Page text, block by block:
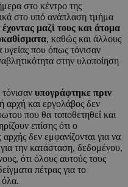
στο κέντρο της
στο υπό ανάπλαση τμήμα
έχοντας μαζί τους και άτομα
, καθώς και άλλους
που όπως τόνισαν
στην υλοποίηση
υπογράφτηκε πριν
αρχή και εργολάβος δεν
που θα τοποθετηθεί και
επίσης ότι ο
δεν εμφανίζονται για να
την κατάσταση, δεδομένου,
ότι όλους αυτούς τους
πέτρας για το
όλα.